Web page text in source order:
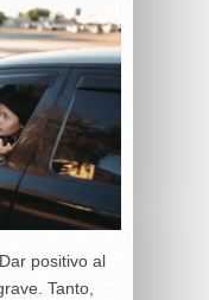
positivo al
Tanto,